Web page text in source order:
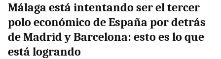
Málaga está intentando ser el tercer
polo económico de España por detrás
de Madrid y Barcelona: esto es lo que
está logrando